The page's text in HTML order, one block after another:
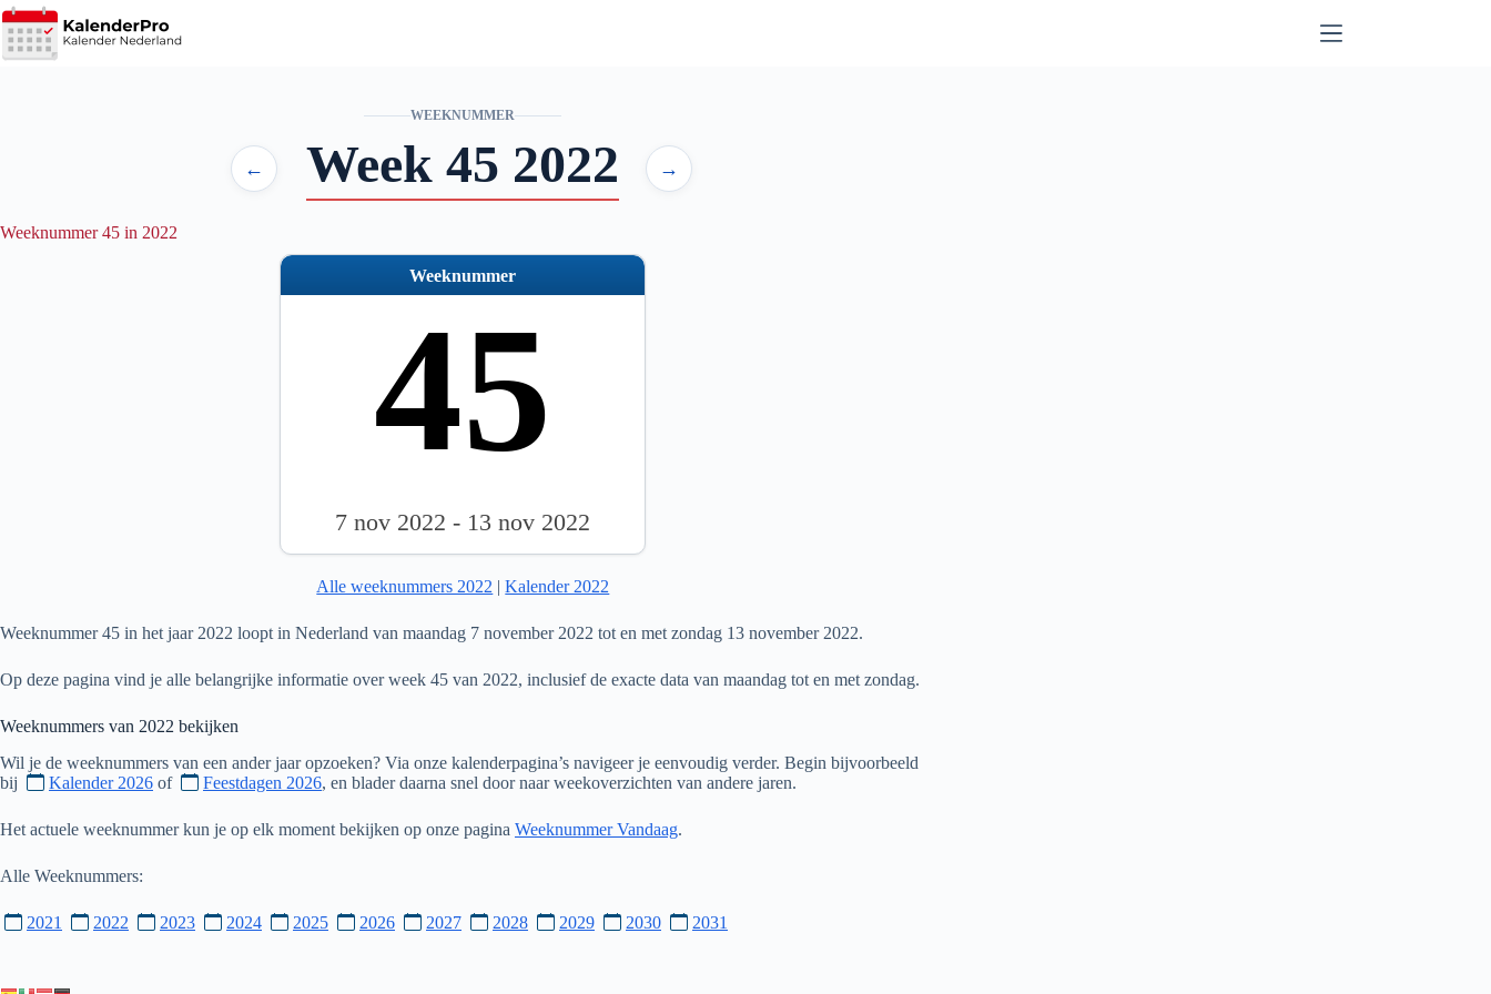
Ga
naar
de
WEEKNUMMER
← Week 45 2022 →
Weeknummer 45 in 2022
Weeknummer
45
7 nov 2022 - 13 nov 2022
Alle weeknummers 2022 |Kalender 2022
Weeknummer 45 in het jaar 2022 loopt in Nederland van maandag 7 november 2022 tot en met zondag 13 november 2022.
Op deze pagina vind je alle belangrijke informatie over week 45 van 2022, inclusief de exacte data van maandag tot en met zondag.
Weeknummers van 2022 bekijken
Wil je de weeknummers van een ander jaar opzoeken? Via onze kalenderpagina’s navigeer je eenvoudig verder. Begin bijvoorbeeld
bij
Kalender 2026 of Feestdagen 2026, en blader daarna snel door naar weekoverzichten van andere jaren.
Het actuele weeknummer kun je op elk moment bekijken op onze pagina Weeknummer Vandaag.
Alle Weeknummers:
2021 2022 2023 2024 2025 2026 2027 2028 2029 2030 2031